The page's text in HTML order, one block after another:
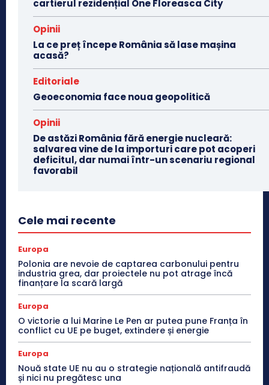
cartierul rezidențial One Floreasca City
Opinii
La ce preț începe România să lase mașina
acasă?
Editoriale
Geoeconomia face noua geopolitică
Opinii
De astăzi România fără energie nucleară:
salvarea vine de la importuri care pot acoperi
deficitul, dar numai într-un scenariu regional
favorabil
Cele mai recente
Europa
Polonia are nevoie de captarea carbonului pentru
industria grea, dar proiectele nu pot atrage încă
finanțare la scară largă
Europa
O victorie a lui Marine Le Pen ar putea pune Franța în
conflict cu UE pe buget, extindere și energie
Europa
Nouă state UE nu au o strategie națională antifraudă
și nici nu pregătesc una